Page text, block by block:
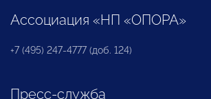
Ассоциация «НП «ОПОРА»
+7 (495) 247-4777 (доб. 124)
Пресс-служба